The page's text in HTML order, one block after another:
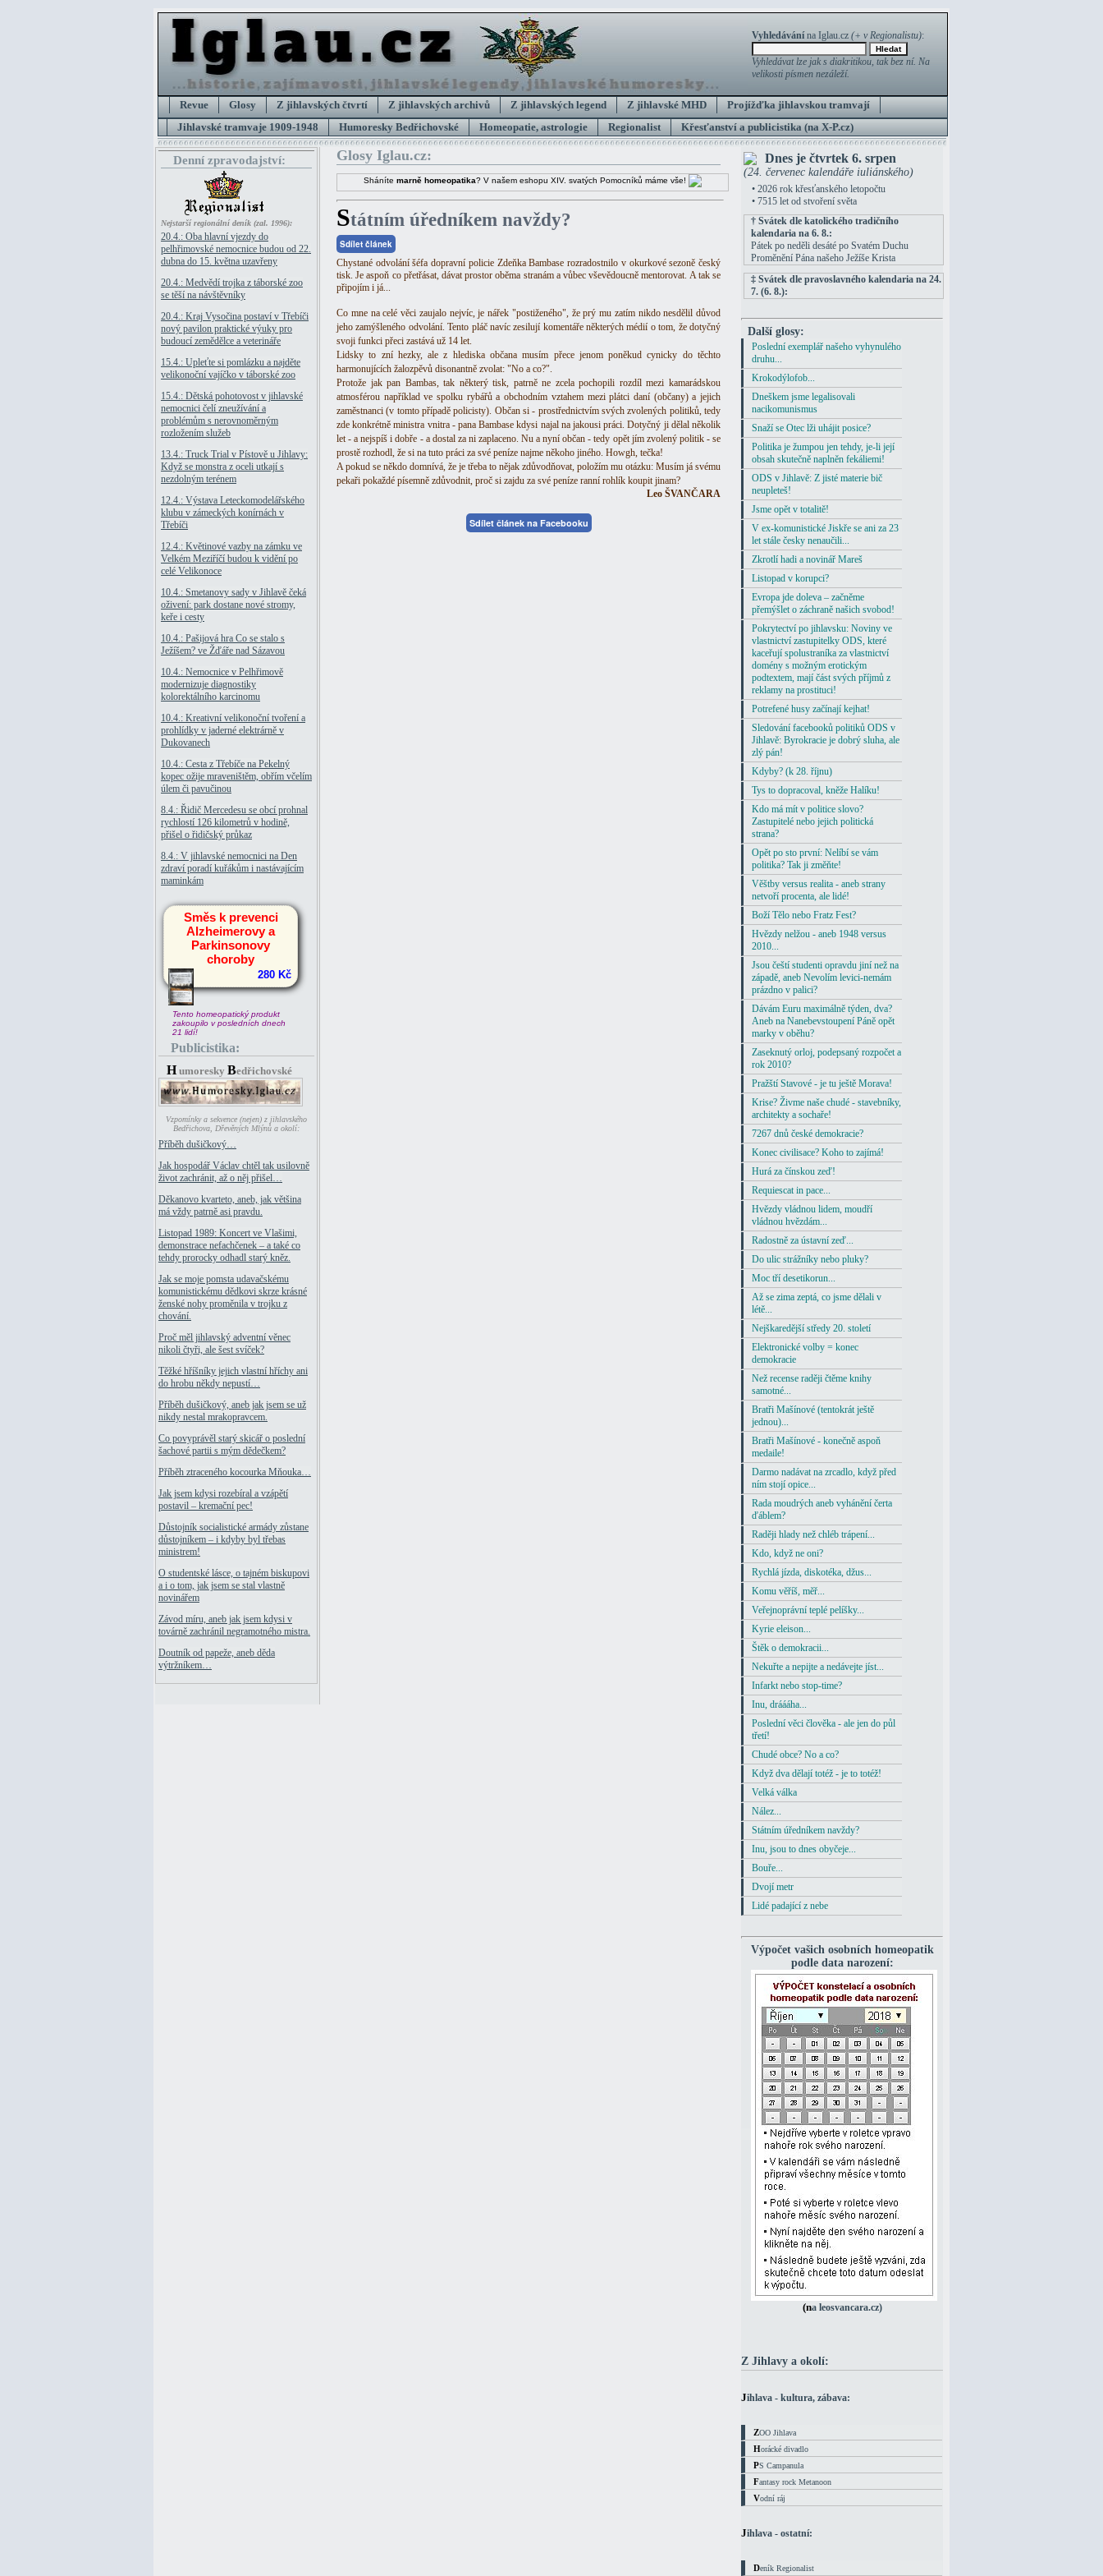
Vyhledávánína Iglau.cz (+ v Regionalistu):
Vyhledávat lze jak s diakritikou, tak bez ní. Na
velikosti písmen nezáleží.
Revue Glosy Z jihlavských čtvrtí Z jihlavských archivů Z jihlavských legend Z jihlavské MHD
Projížďka jihlavskou tramvají
Jihlavské tramvaje 1909-1948
Humoresky Bedřichovské Homeopatie, astrologie Regionalist Křesťanství a publicistika (na X-P.cz)
Denní zpravodajství:
Nejstarší regionální deník (zal. 1996):
20.4.: Oba hlavní vjezdy do
pelhřimovské nemocnice budou od 22.
dubna do 15. května uzavřeny
20.4.: Medvědí trojka z táborské zoo
se těší na návštěvníky
20.4.: Kraj Vysočina postaví v Třebíči
nový pavilon praktické výuky pro
budoucí zemědělce a veterináře
15.4.: Upleťte si pomlázku a najděte
velikonoční vajíčko v táborské zoo
15.4.: Dětská pohotovost v jihlavské
nemocnici čelí zneužívání a
problémům s nerovnoměrným
rozložením služeb
13.4.: Truck Trial v Pístově u Jihlavy:
Když se monstra z oceli utkají s
nezdolným terénem
12.4.: Výstava Leteckomodelářského
klubu v zámeckých konírnách v
Třebíči
12.4.: Květinové vazby na zámku ve
Velkém Meziříčí budou k vidění po
celé Velikonoce
10.4.: Smetanovy sady v Jihlavě čeká
oživení: park dostane nové stromy,
keře i cesty
10.4.: Pašijová hra Co se stalo s
Ježíšem? ve Žďáře nad Sázavou
10.4.: Nemocnice v Pelhřimově
modernizuje diagnostiky
kolorektálního karcinomu
10.4.: Kreativní velikonoční tvoření a
prohlídky v jaderné elektrárně v
Dukovanech
10.4.: Cesta z Třebíče na Pekelný
kopec ožije mraveništěm, obřím včelím
úlem či pavučinou
8.4.: Řidič Mercedesu se obcí prohnal
rychlostí 126 kilometrů v hodině,
přišel o řidičský průkaz
8.4.: V jihlavské nemocnici na Den
zdraví poradí kuřákům i nastávajícím
maminkám
Směs k prevenci
Alzheimerovy a
Parkinsonovy
choroby
Tento homeopatický produkt
zakoupilo v posledních dnech
21 lidí!
280 Kč
Publicistika:
H umoresky Bedřichovské
Vzpomínky a sekvence (nejen) z jihlavského
Bedřichova, Dřevěných Mlýnů a okolí:
Příběh dušičkový…
Jak hospodář Václav chtěl tak usilovně
život zachránit, až o něj přišel…
Děkanovo kvarteto, aneb, jak většina
má vždy patrně asi pravdu.
Listopad 1989: Koncert ve Vlašimi,
demonstrace nefachčenek – a také co
tehdy prorocky odhadl starý kněz.
Jak se moje pomsta udavačskému
komunistickému dědkovi skrze krásné
ženské nohy proměnila v trojku z
chování.
Proč měl jihlavský adventní věnec
nikoli čtyři, ale šest svíček?
Těžké hříšníky jejich vlastní hříchy ani
do hrobu někdy nepustí…
Příběh dušičkový, aneb jak jsem se už
nikdy nestal mrakopravcem.
Co povyprávěl starý skicář o poslední
šachové partii s mým dědečkem?
Příběh ztraceného kocourka Mňouka…
Jak jsem kdysi rozebíral a vzápětí
postavil – kremační pec!
Důstojník socialistické armády zůstane
důstojníkem – i kdyby byl třebas
ministrem!
O studentské lásce, o tajném biskupovi
a i o tom, jak jsem se stal vlastně
novinářem
Závod míru, aneb jak jsem kdysi v
továrně zachránil negramotného mistra.
Doutník od papeže, aneb děda
výtržníkem…
Glosy Iglau.cz:
Sháníte marně homeopatika? V našem eshopu XIV. svatých Pomocníků máme vše!
Státním úředníkem navždy?
Sdílet článek
Chystané odvolání šéfa dopravní policie Zdeňka Bambase rozradostnilo v okurkové sezoně český
tisk. Je aspoň co přetřásat, dávat prostor oběma stranám a vůbec vševědoucně mentorovat. A tak se
připojím i já...
Co mne na celé věci zaujalo nejvíc, je nářek "postiženého", že prý mu zatím nikdo nesdělil důvod
jeho zamýšleného odvolání. Tento pláč navíc zesilují komentáře některých médií o tom, že dotyčný
svoji funkci přeci zastává už 14 let.
Lidsky to zní hezky, ale z hlediska občana musím přece jenom poněkud cynicky do těchto
harmonujících žalozpěvů disonantně zvolat: "No a co?".
Protože jak pan Bambas, tak některý tisk, patrně ne zcela pochopili rozdíl mezi kamarádskou
atmosférou například ve spolku rybářů a obchodním vztahem mezi plátci daní (občany) a jejich
zaměstnanci (v tomto případě policisty). Občan si - prostřednictvím svých zvolených politiků, tedy
zde konkrétně ministra vnitra - pana Bambase kdysi najal na jakousi práci. Dotyčný ji dělal několik
let - a nejspíš i dobře - a dostal za ni zaplaceno. Nu a nyní občan - tedy opět jím zvolený politik - se
prostě rozhodl, že si na tuto práci za své peníze najme někoho jiného. Howgh, tečka!
A pokud se někdo domnívá, že je třeba to nějak zdůvodňovat, položím mu otázku: Musím já svému
pekaři pokaždé písemně zdůvodnit, proč si zajdu za své peníze ranní rohlík koupit jinam?
Leo ŠVANČARA
Sdílet článek na Facebooku
Dnes je čtvrtek 6. srpen
(24. červenec kalendáře iuliánského)
• 2026 rok křesťanského letopočtu
• 7515 let od stvoření světa
† Svátek dle katolického tradičního
kalendaria na 6. 8.:
Pátek po neděli desáté po Svatém Duchu
Proměnění Pána našeho Ježíše Krista
‡ Svátek dle pravoslavného kalendaria na 24.
7. (6. 8.):
Další glosy:
Poslední exemplář našeho vyhynulého
druhu...
Krokodýlofob...
Dneškem jsme legalisovali
nacikomunismus
Snaží se Otec lži uhájit posice?
Politika je žumpou jen tehdy, je-li její
obsah skutečně naplněn fekáliemi!
ODS v Jihlavě: Z jisté materie bič
neupleteš!
Jsme opět v totalitě!
V ex-komunistické Jiskře se ani za 23
let stále česky nenaučili...
Zkrotlí hadi a novinář Mareš
Listopad v korupci?
Evropa jde doleva – začněme
přemýšlet o záchraně našich svobod!
Pokrytectví po jihlavsku: Noviny ve
vlastnictví zastupitelky ODS, které
kaceřují spolustraníka za vlastnictví
domény s možným erotickým
podtextem, mají část svých příjmů z
reklamy na prostituci!
Potrefené husy začínají kejhat!
Sledování facebooků politiků ODS v
Jihlavě: Byrokracie je dobrý sluha, ale
zlý pán!
Kdyby? (k 28. říjnu)
Tys to dopracoval, kněže Halíku!
Kdo má mít v politice slovo?
Zastupitelé nebo jejich politická
strana?
Opět po sto první: Nelíbí se vám
politika? Tak ji změňte!
Věštby versus realita - aneb strany
netvoří procenta, ale lidé!
Boží Tělo nebo Fratz Fest?
Hvězdy nelžou - aneb 1948 versus
2010...
Jsou čeští studenti opravdu jiní než na
západě, aneb Nevolím levici-nemám
prázdno v palici?
Dávám Euru maximálně týden, dva?
Aneb na Nanebevstoupení Páně opět
marky v oběhu?
Zaseknutý orloj, podepsaný rozpočet a
rok 2010?
Pražští Stavové - je tu ještě Morava!
Krise? Živme naše chudé - stavebníky,
architekty a sochaře!
7267 dnů české demokracie?
Konec civilisace? Koho to zajímá!
Hurá za čínskou zeď!
Requiescat in pace...
Hvězdy vládnou lidem, moudří
vládnou hvězdám...
Radostně za ústavní zeď...
Do ulic strážníky nebo pluky?
Moc tří desetikorun...
Až se zima zeptá, co jsme dělali v
létě...
Nejškaredější středy 20. století
Elektronické volby = konec
demokracie
Než recense raději čtěme knihy
samotné...
Bratři Mašínové (tentokrát ještě
jednou)...
Bratři Mašínové - konečně aspoň
medaile!
Darmo nadávat na zrcadlo, když před
ním stojí opice...
Rada moudrých aneb vyhánění čerta
ďáblem?
Raději hlady než chléb trápení...
Kdo, když ne oni?
Rychlá jízda, diskotéka, džus...
Komu věříš, měř...
Veřejnoprávní teplé pelíšky...
Kyrie eleison...
Štěk o demokracii...
Nekuřte a nepijte a nedávejte jíst...
Infarkt nebo stop-time?
Inu, dráááha...
Poslední věci člověka - ale jen do půl
třetí!
Chudé obce? No a co?
Když dva dělají totéž - je to totéž!
Velká válka
Nález...
Státním úředníkem navždy?
Inu, jsou to dnes obyčeje...
Bouře...
Dvojí metr
Lidé padající z nebe
Výpočet vašich osobních homeopatik
podle data narození:
(na leosvancara.cz)
Z Jihlavy a okolí:
Jihlava - kultura, zábava:
ZOO Jihlava
Horácké divadlo
PS Campanula
Fantasy rock Metanoon
Vodní ráj
Jihlava - ostatní:
Deník Regionalist